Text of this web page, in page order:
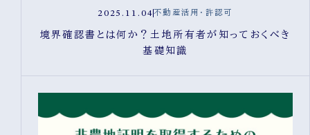
2025.11.04不動産活用・許認可
境界確認書とは何か？土地所有者が知っておくべき
基礎知識